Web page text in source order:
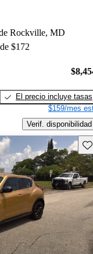
Rockville, MD
$172
El precio incluye tasas
$159/mes
Verif. disponibilidad